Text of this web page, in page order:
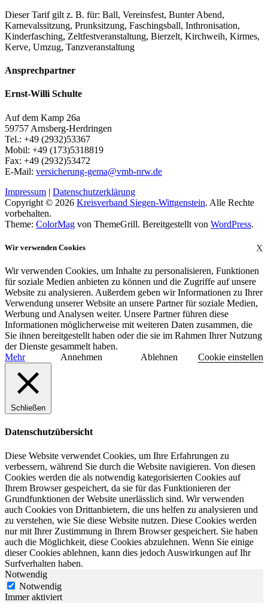
Dieser Tarif gilt z. B. für: Ball, Vereinsfest, Bunter Abend,
Karnevalssitzung, Prunksitzung, Faschingsball, Inthronisation,
Kinderfasching, Zeltfestveranstaltung, Bierzelt, Kirchweih, Kirmes,
Kerve, Umzug, Tanzveranstaltung
Ansprechpartner
Ernst-Willi Schulte
Auf dem Kamp 26a
59757 Arnsberg-Herdringen
Tel.: +49 (2932)53367
Mobil: +49 (173)5318819
Fax: +49 (2932)53472
E-Mail: versicherung-gema@vmb-nrw.de
Impressum | Datenschutzerklärung
Copyright © 2026 Kreisverband Siegen-Wittgenstein. Alle Rechte
vorbehalten.
Theme: ColorMag von ThemeGrill. Bereitgestellt von WordPress.
X
Wir verwenden Cookies
Wir verwenden Cookies, um Inhalte zu personalisieren, Funktionen
für soziale Medien anbieten zu können und die Zugriffe auf unsere
Website zu analysieren. Außerdem geben wir Informationen zu Ihrer
Verwendung unserer Website an unsere Partner für soziale Medien,
Werbung und Analysen weiter. Unsere Partner führen diese
Informationen möglicherweise mit weiteren Daten zusammen, die
Sie ihnen bereitgestellt haben oder die sie im Rahmen Ihrer Nutzung
der Dienste gesammelt haben.
Mehr
Annehmen Ablehnen Cookie einstellen
Schließen
Datenschutzübersicht
Diese Website verwendet Cookies, um Ihre Erfahrungen zu
verbessern, während Sie durch die Website navigieren. Von diesen
Cookies werden die als notwendig kategorisierten Cookies auf
Ihrem Browser gespeichert, da sie für das Funktionieren der
Grundfunktionen der Website unerlässlich sind. Wir verwenden
auch Cookies von Drittanbietern, die uns helfen zu analysieren und
zu verstehen, wie Sie diese Website nutzen. Diese Cookies werden
nur mit Ihrer Zustimmung in Ihrem Browser gespeichert. Sie haben
auch die Möglichkeit, diese Cookies abzulehnen. Wenn Sie einige
dieser Cookies ablehnen, kann dies jedoch Auswirkungen auf Ihr
Surfverhalten haben.
Notwendig
Notwendig
Immer aktiviert